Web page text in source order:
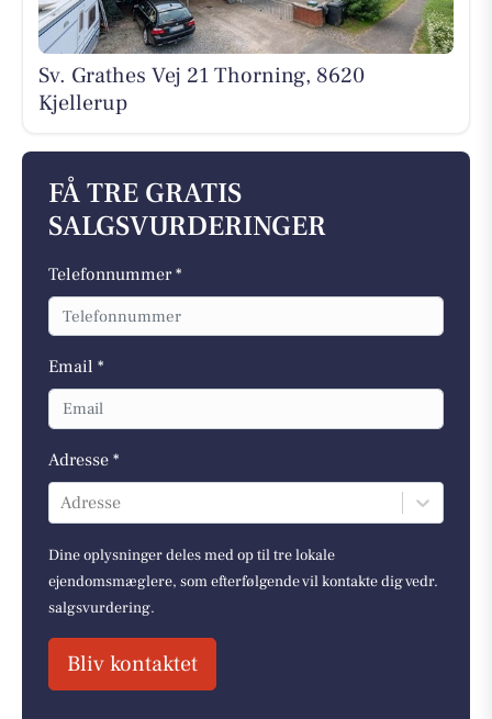
Sv. Grathes Vej 21 Thorning, 8620
Kjellerup
FÅ TRE GRATIS
SALGSVURDERINGER
Telefonnummer *
Email *
Adresse *
Adresse
Dine oplysninger deles med op til tre lokale
ejendomsmæglere, som efterfølgende vil kontakte dig vedr.
salgsvurdering.
Bliv kontaktet